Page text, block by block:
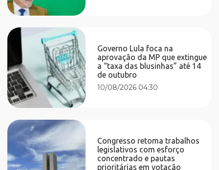
Governo Lula foca na
aprovação da MP que extingue
a “taxa das blusinhas” até 14
de outubro
10/08/2026 04:30
Congresso retoma trabalhos
legislativos com esforço
concentrado e pautas
prioritárias em votação